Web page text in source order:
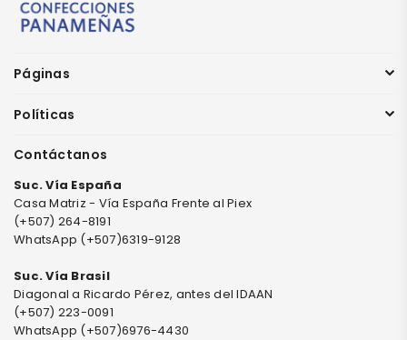
Páginas
Políticas
Contáctanos
Suc. Vía España
Casa Matriz - Vía España Frente al Piex
(+507) 264-8191
WhatsApp (+507)6319-9128
Suc. Vía Brasil
Diagonal a Ricardo Pérez, antes del IDAAN
(+507) 223-0091
WhatsApp (+507)6976-4430